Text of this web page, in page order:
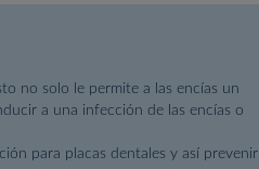
no solo le permite a las encías un
a una infección de las encías o
para placas dentales y así prevenir